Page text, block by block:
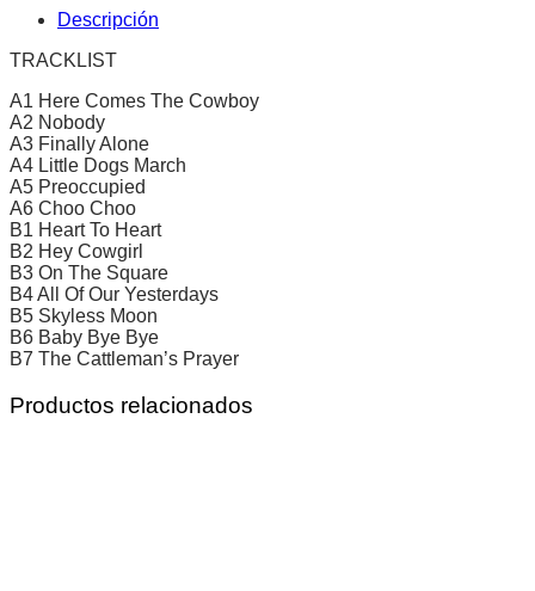
Descripción
TRACKLIST
A1 Here Comes The Cowboy
A2 Nobody
A3 Finally Alone
A4 Little Dogs March
A5 Preoccupied
A6 Choo Choo
B1 Heart To Heart
B2 Hey Cowgirl
B3 On The Square
B4 All Of Our Yesterdays
B5 Skyless Moon
B6 Baby Bye Bye
B7 The Cattleman’s Prayer
Productos relacionados